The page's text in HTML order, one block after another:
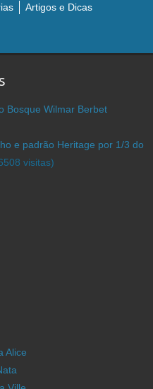
Artigos e Dicas
Bosque Wilmar Berbet
e padrão Heritage por 1/3 do
visitas)
Alice